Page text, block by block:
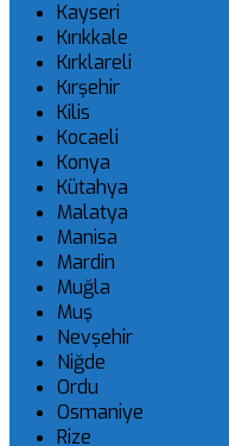
Kayseri
Kırıkkale
Kırklareli
Kırşehir
Kilis
Kocaeli
Konya
Kütahya
Malatya
Manisa
Mardin
Muğla
Muş
Nevşehir
Niğde
Ordu
Osmaniye
Rize